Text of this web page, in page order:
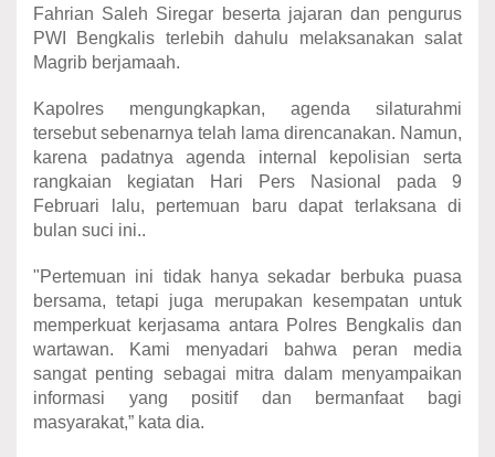
Fahrian Saleh Siregar beserta jajaran dan pengurus
PWI Bengkalis terlebih dahulu melaksanakan salat
Magrib berjamaah.
Kapolres mengungkapkan, agenda silaturahmi
tersebut sebenarnya telah lama direncanakan. Namun,
karena padatnya agenda internal kepolisian serta
rangkaian kegiatan Hari Pers Nasional pada 9
Februari lalu, pertemuan baru dapat terlaksana di
bulan suci ini..
"Pertemuan ini tidak hanya sekadar berbuka puasa
bersama, tetapi juga merupakan kesempatan untuk
memperkuat kerjasama antara Polres Bengkalis dan
wartawan. Kami menyadari bahwa peran media
sangat penting sebagai mitra dalam menyampaikan
informasi yang positif dan bermanfaat bagi
masyarakat,” kata dia.